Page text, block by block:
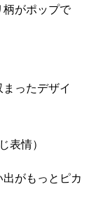
柄がポップで
ったデザイ
表情）
がもっとピカ